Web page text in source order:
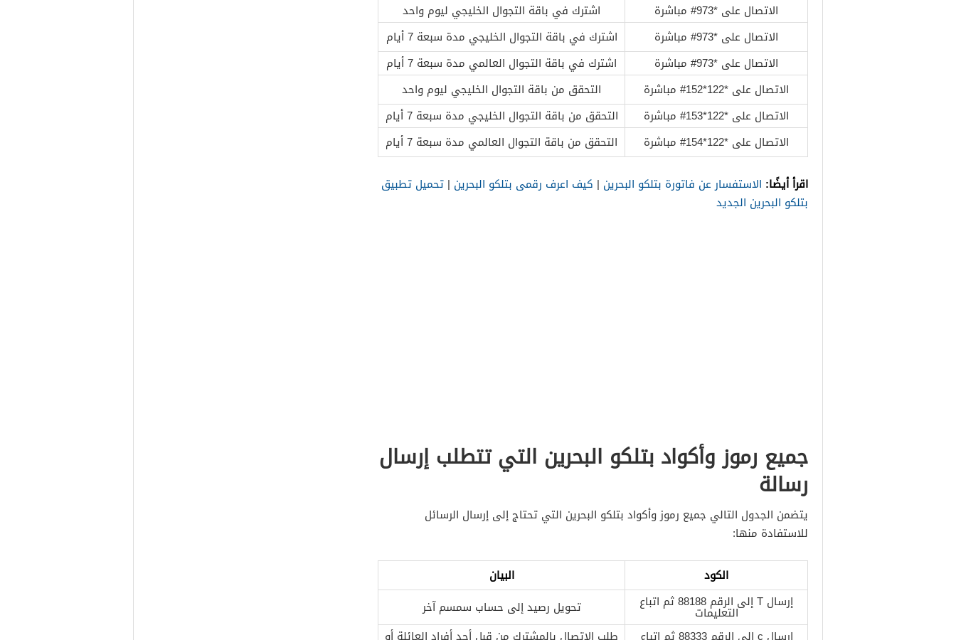
الاتصال على *973# مباشرة
اشترك في باقة التجوال الخليجي ليوم واحد
الاتصال على *973# مباشرة
اشترك في باقة التجوال الخليجي مدة سبعة 7 أيام
الاتصال على *973# مباشرة
اشترك في باقة التجوال العالمي مدة سبعة 7 أيام
الاتصال على *122*152# مباشرة
التحقق من باقة التجوال الخليجي ليوم واحد
الاتصال على *122*153# مباشرة
التحقق من باقة التجوال الخليجي مدة سبعة 7 أيام
الاتصال على *122*154# مباشرة
التحقق من باقة التجوال العالمي مدة سبعة 7 أيام
اقرأ أيضًا: الاستفسار عن فاتورة بتلكو البحرين | كيف اعرف رقمى بتلكو البحرين | تحميل تطبيق
بتلكو البحرين الجديد
جميع رموز وأكواد بتلكو البحرين التي تتطلب إرسال
رسالة
يتضمن الجدول التالي جميع رموز وأكواد بتلكو البحرين التي تحتاج إلى إرسال الرسائل
للاستفادة منها:
الكود
البيان
إرسال T إلى الرقم 88188 ثم اتباع
التعليمات
تحويل رصيد إلى حساب سمسم آخر